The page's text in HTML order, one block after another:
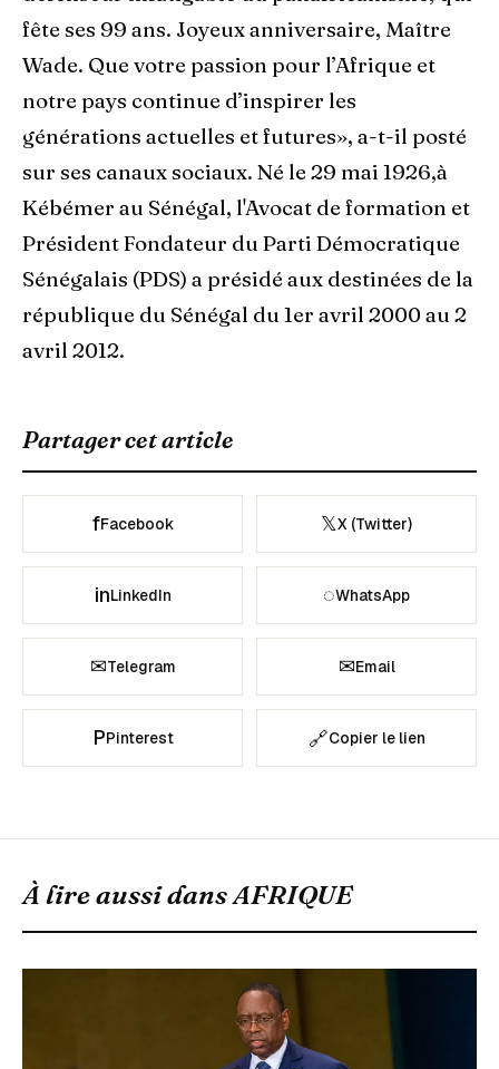
fête ses 99 ans. Joyeux anniversaire, Maître
Wade. Que votre passion pour l’Afrique et
notre pays continue d’inspirer les
générations actuelles et futures», a-t-il posté
sur ses canaux sociaux. Né le 29 mai 1926,à
Kébémer au Sénégal, l'Avocat de formation et
Président Fondateur du Parti Démocratique
Sénégalais (PDS) a présidé aux destinées de la
république du Sénégal du 1er avril 2000 au 2
avril 2012.
Partager cet article
fFacebook 𝕏X (Twitter)
inLinkedIn ◌WhatsApp
✉Telegram ✉Email
PPinterest 🔗Copier le lien
À lire aussi dansAFRIQUE